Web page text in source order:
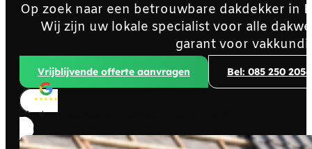
Op zoek naar een betrouwbare dakdekker in
Wij zijn uw lokale specialist voor alle
garant voor
Vrijblijvende offerte aanvragen Bel: 085 250 2056
Klanten beoordelen ons met